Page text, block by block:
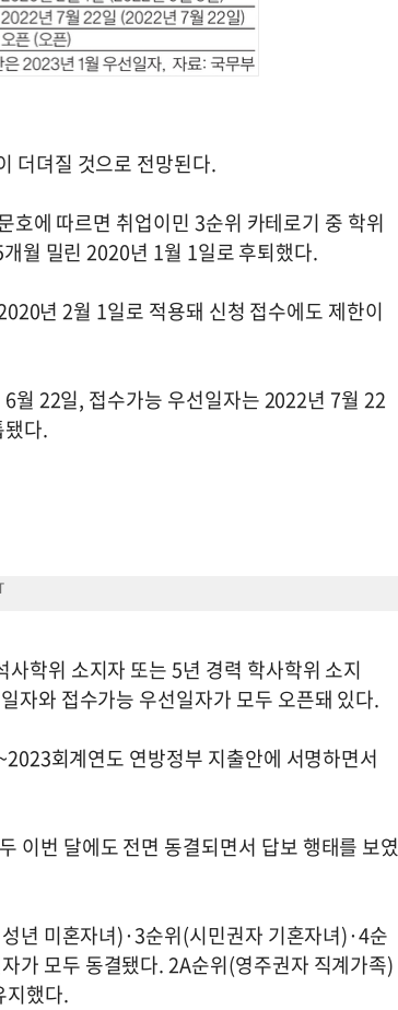
더뎌질 것으로 전망된다.
호에 따르면 취업이민 3순위 카테로기 중 학위
월 밀린 2020년 1월 1일로 후퇴했다.
년 2월 1일로 적용돼 신청 접수에도 제한이
월 22일, 접수가능 우선일자는 2022년 7월 22
다.
학위 소지자 또는 5년 경력 학사학위 소지
자와 접수가능 우선일자가 모두 오픈돼 있다.
회계연도 연방정부 지출안에 서명하면서
이번 달에도 전면 동결되면서 답보 행태를 보였
년 미혼자녀)·3순위(시민권자 기혼자녀)·4순
가 모두 동결됐다. 2A순위(영주권자 직계가족)
지했다.